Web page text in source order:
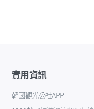
實用資訊
韓國觀光公社APP